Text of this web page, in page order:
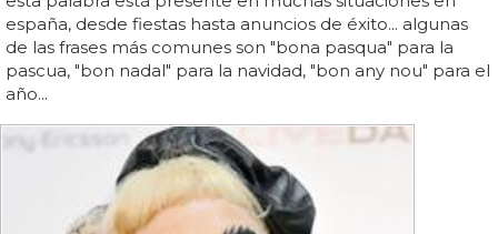
españa, desde fiestas hasta anuncios de éxito... algunas
de las frases más comunes son "bona pasqua" para la
pascua, "bon nadal" para la navidad, "bon any nou" para el
año...